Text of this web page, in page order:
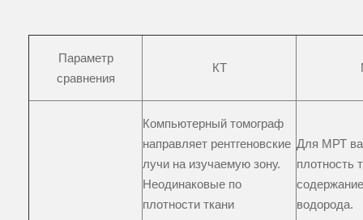
Параметр
сравнения
КТ
Компьютерный томограф
направляет рентгеновские
лучи на изучаемую зону.
Неодинаковые по
плотности ткани
Для МРТ
плотность
водорода.